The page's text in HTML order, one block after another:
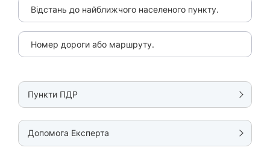
Відстань до найближчого населеного пункту.
Номер дороги або маршруту.
Пункти ПДР
Допомога Експерта